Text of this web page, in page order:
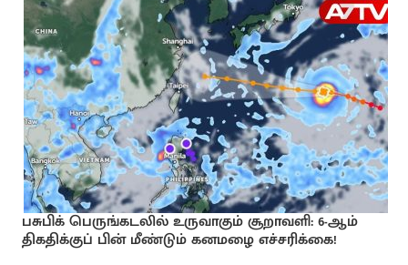
பசுபிக் பெருங்கடலில் உருவாகும் சூறாவளி: 6-ஆம்
திகதிக்குப் பின் மீண்டும் கனமழை எச்சரிக்கை!